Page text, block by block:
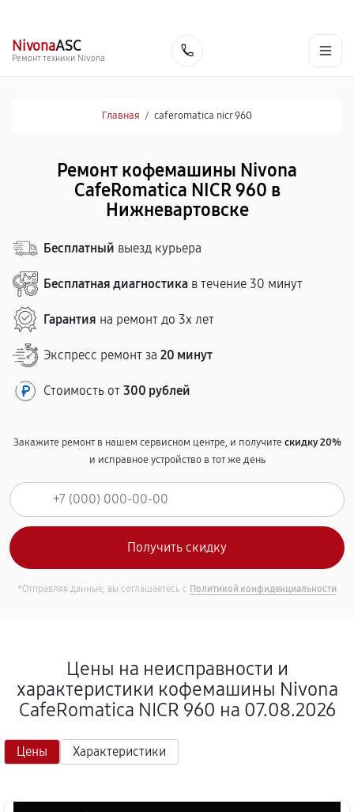
NivonaASC
Ремонт техники Nivona
Главная / caferomatica nicr 960
Ремонт кофемашины Nivona
CafeRomatica NICR 960 в
Нижневартовске
Бесплатный выезд курьера
Бесплатная диагностика в течение 30 минут
Гарантия на ремонт до 3х лет
Экспресс ремонт за 20 минут
Стоимость от 300 рублей
Закажите ремонт в нашем сервисном центре, и получитескидку 20%
и исправное устройство в тот же день
*Отправляя данные, вы соглашаетесь с Политикой конфиденциальности
Цены на неисправности и
характеристики кофемашины Nivona
CafeRomatica NICR 960 на 07.08.2026
Цены Характеристики